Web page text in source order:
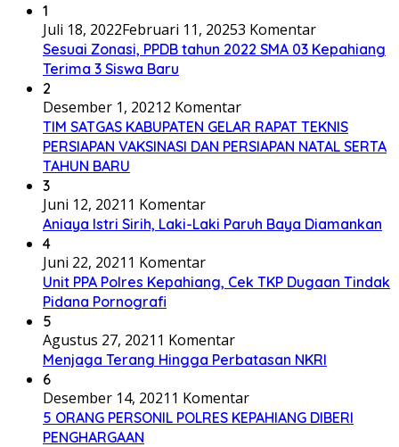
1
Juli 18, 2022Februari 11, 20253 Komentar
Sesuai Zonasi, PPDB tahun 2022 SMA 03 Kepahiang
Terima 3 Siswa Baru
2
Desember 1, 20212 Komentar
TIM SATGAS KABUPATEN GELAR RAPAT TEKNIS
PERSIAPAN VAKSINASI DAN PERSIAPAN NATAL SERTA
TAHUN BARU
3
Juni 12, 2021 1 Komentar
Aniaya Istri Sirih, Laki-Laki Paruh Baya Diamankan
4
Juni 22, 2021 1 Komentar
Unit PPA Polres Kepahiang, Cek TKP Dugaan Tindak
Pidana Pornografi
5
Agustus 27, 2021 1 Komentar
Menjaga Terang Hingga Perbatasan NKRI
6
Desember 14, 2021 1 Komentar
5 ORANG PERSONIL POLRES KEPAHIANG DIBERI
PENGHARGAAN